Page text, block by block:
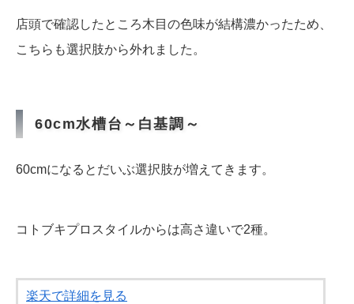
店頭で確認したところ木目の色味が結構濃かったため、
こちらも選択肢から外れました。
60cm水槽台～白基調～
60cmになるとだいぶ選択肢が増えてきます。
コトブキプロスタイルからは高さ違いで2種。
楽天で詳細を見る